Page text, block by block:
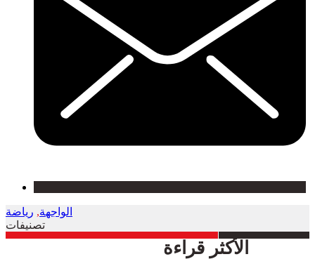
الأكثر قراءة
الواجهة, رياضة
تصنيفات